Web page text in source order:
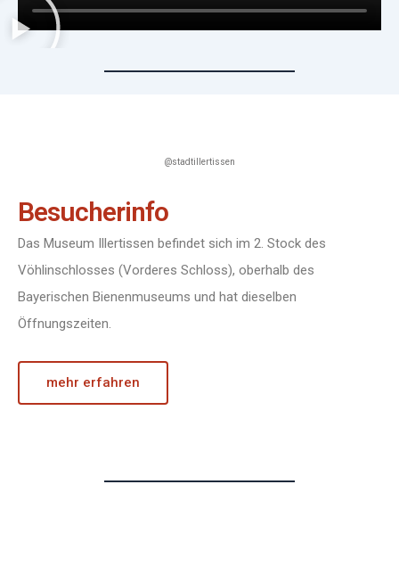
@stadtillertissen
Besucherinfo
Das Museum Illertissen befindet sich im 2. Stock des
Vöhlinschlosses (Vorderes Schloss), oberhalb des
Bayerischen Bienenmuseums und hat dieselben
Öffnungszeiten.
mehr erfahren